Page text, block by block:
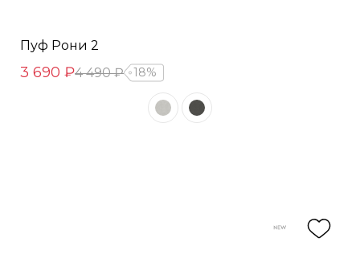
Пуф Рони 2
3 690 ₽4 490 ₽ 18%